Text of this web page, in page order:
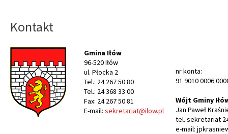
Kontakt
Gmina Iłów
96-520 Iłów
ul. Płocka 2
Tel.: 24 267 50 80
Tel.: 24 368 33 00
Fax: 24 267 50 81
E-mail: sekretariat@ilow.pl
nr konta:
91 9010 0006
Wójt Gminy
Jan Paweł
tel. sekretariat
e-mail: